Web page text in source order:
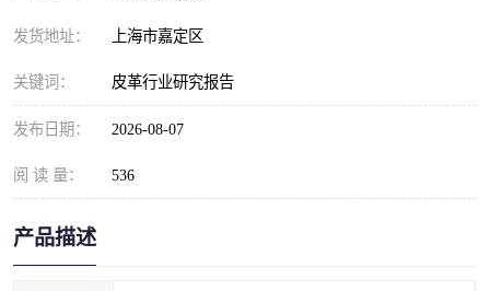
发货地址： 上海市嘉定区
关键词： 皮革行业研究报告
发布日期： 2026-08-07
阅 读 量： 536
产品描述